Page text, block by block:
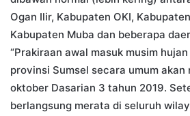
Ogan Ilir, Kabupaten OKI,
Kabupaten Muba dan beberapa
“Prakiraan awal masuk musim
provinsi Sumsel secara umum akan
oktober Dasarian 3 tahun 2019.
berlangsung merata di seluruh